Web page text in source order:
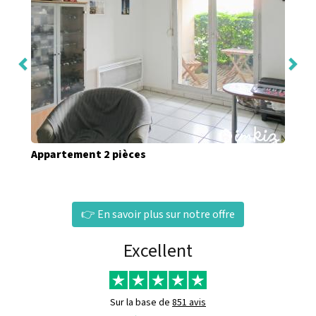
Appartement 2 pièces
👉 En savoir plus sur notre offre
Excellent
Sur la base de 851 avis